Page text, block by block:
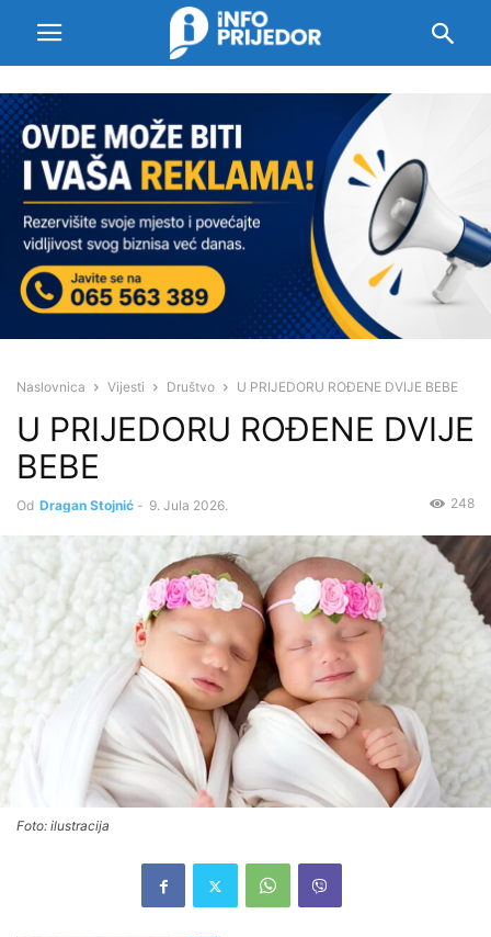
Naslovnica Vijesti Društvo U PRIJEDORU ROĐENE DVIJE BEBE
U PRIJEDORU ROĐENE DVIJE
BEBE
Od Dragan Stojnić - 9. Jula 2026. 248
Foto: ilustracija